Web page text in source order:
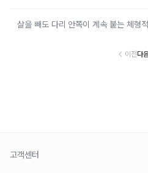
살을 빼도 다리 안쪽이 계속 붙는 체형
이전다
고객센터